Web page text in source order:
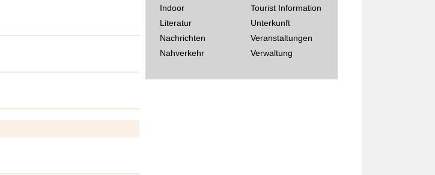
Indoor
Literatur
Nachrichten
Nahverkehr
Tourist Information
Unterkunft
Veranstaltungen
Verwaltung